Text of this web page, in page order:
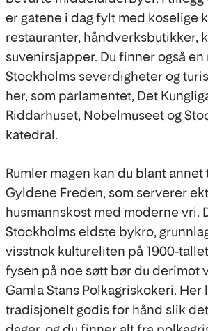
er gatene i dag fylt med koselige
restauranter, håndverksbutikker,
suvenirsjapper. Du finner også en
Stockholms severdigheter og
her, som parlamentet, Det
Riddarhuset, Nobelmuseet og
katedral.
Rumler magen kan du blant annet
Gyldene Freden, som serverer
husmannskost med moderne vri.
Stockholms eldste bykro,
visstnok kultureliten på 1900-
fysen på noe søtt bør du derimot
Gamla Stans Polkagriskokeri. Her
tradisjonelt godis for hånd slik